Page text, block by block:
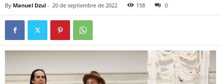
By Manuel Dzul - 20 de septiembre de 2022 158 0